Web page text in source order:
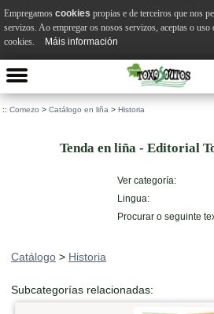
:: Comezo > Catálogo en liña > Historia
Tenda en liña - Editorial
Ver categoría:
Lingua:
Procurar o seguinte
Catálogo > Historia
Subcategorías relacionadas:
Empregamos cookies propias e de terceiros que nos
servizos. Ao empregar os nosos servizos, aceptas o uso
cookies.
Máis información